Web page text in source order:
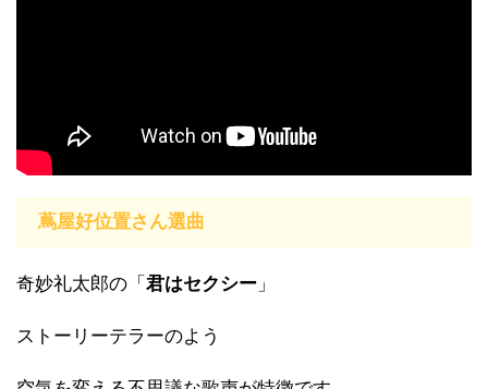
蔦屋好位置さん選曲
奇妙礼太郎の「 君はセクシー 」
ストーリーテラーのよう